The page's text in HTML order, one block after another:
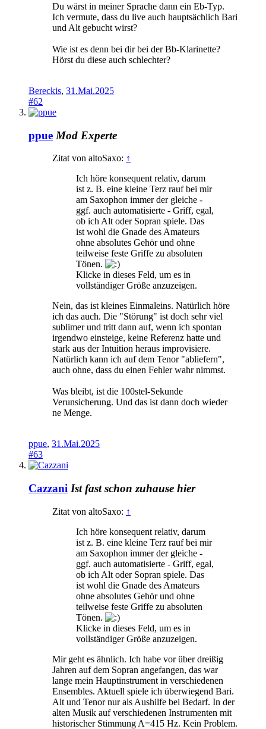
Du wärst in meiner Sprache dann ein Eb-Typ.
Ich vermute, dass du live auch hauptsächlich Bari
und Alt gebucht wirst?
Wie ist es denn bei dir bei der Bb-Klarinette?
Hörst du diese auch schlechter?
Bereckis, 31.Mai.2025
#62
ppue Mod Experte
Zitat von altoSaxo: ↑
Ich höre konsequent relativ, darum
ist z. B. eine kleine Terz rauf bei mir
am Saxophon immer der gleiche -
ggf. auch automatisierte - Griff, egal,
ob ich Alt oder Sopran spiele. Das
ist wohl die Gnade des Amateurs
ohne absolutes Gehör und ohne
teilweise feste Griffe zu absoluten
Tönen.
Klicke in dieses Feld, um es in
vollständiger Größe anzuzeigen.
Nein, das ist kleines Einmaleins. Natürlich höre
ich das auch. Die "Störung" ist doch sehr viel
sublimer und tritt dann auf, wenn ich spontan
irgendwo einsteige, keine Referenz hatte und
stark aus der Intuition heraus improvisiere.
Natürlich kann ich auf dem Tenor "abliefern",
auch ohne, dass du einen Fehler wahr nimmst.
Was bleibt, ist die 100stel-Sekunde
Verunsicherung. Und das ist dann doch wieder
ne Menge.
ppue, 31.Mai.2025
#63
Cazzani Ist fast schon zuhause hier
Zitat von altoSaxo: ↑
Ich höre konsequent relativ, darum
ist z. B. eine kleine Terz rauf bei mir
am Saxophon immer der gleiche -
ggf. auch automatisierte - Griff, egal,
ob ich Alt oder Sopran spiele. Das
ist wohl die Gnade des Amateurs
ohne absolutes Gehör und ohne
teilweise feste Griffe zu absoluten
Tönen.
Klicke in dieses Feld, um es in
vollständiger Größe anzuzeigen.
Mir geht es ähnlich. Ich habe vor über dreißig
Jahren auf dem Sopran angefangen, das war
lange mein Hauptinstrument in verschiedenen
Ensembles. Aktuell spiele ich überwiegend Bari.
Alt und Tenor nur als Aushilfe bei Bedarf. In der
alten Musik auf verschiedenen Instrumenten mit
historischer Stimmung A=415 Hz. Kein Problem.